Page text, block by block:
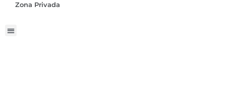
Zona Privada